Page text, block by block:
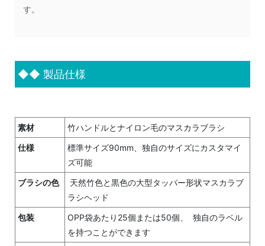
す。
◆◆ 製品仕様
素材
竹ハンドルとナイロン毛のマスカラブラシ
仕様
標準サイズ90mm、独自のサイズにカスタマイ
ズ可能
ブラシの色
天然竹色と黒色の大型タッパー形状マスカラブ
ラシヘッド
包装
OPP袋あたり25個または50個、 独自のラベル
を持つことができます